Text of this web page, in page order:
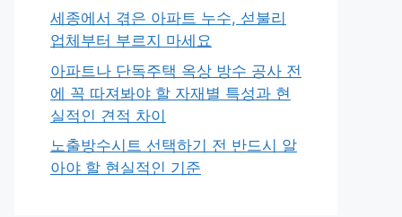
세종에서 겪은 아파트 누수, 섣불리
업체부터 부르지 마세요
아파트나 단독주택 옥상 방수 공사 전
에 꼭 따져봐야 할 자재별 특성과 현
실적인 견적 차이
노출방수시트 선택하기 전 반드시 알
아야 할 현실적인 기준